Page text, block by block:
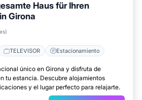
Haus für Ihren
Girona
TELEVISOR Estacionamiento
único en Girona y disfruta de
tu estancia. Descubre alojamientos
y el lugar perfecto para relajarte.